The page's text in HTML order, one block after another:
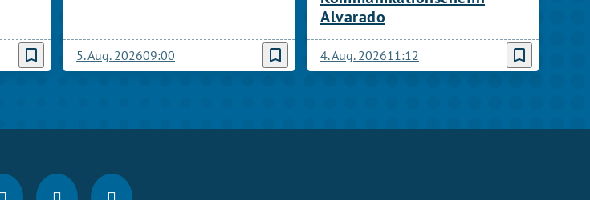
bookmark_border 5. Aug. 202609:00 bookmark_border
Alvarado
4. Aug. 202611:12 bookmark_border